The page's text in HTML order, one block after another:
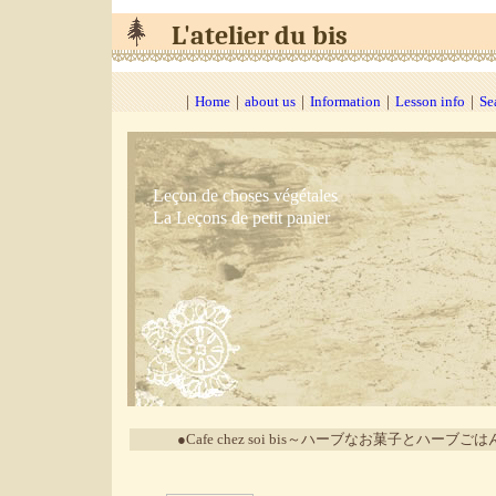
L'atelier du bis
｜Home｜about us｜Information｜Lesson info｜
Leçon de choses végétales
La Leçons de petit panier
●Cafe chez soi bis～ハーブなお菓子とハーブごは